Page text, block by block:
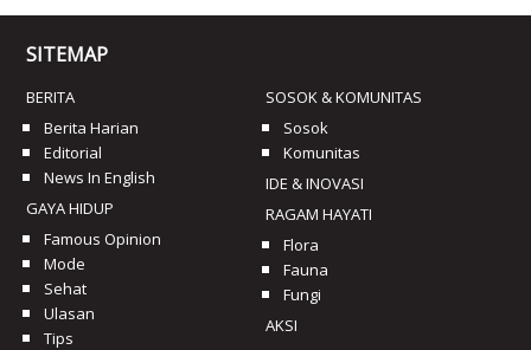
SITEMAP
BERITA
Berita Harian
Editorial
News In English
GAYA HIDUP
Famous Opinion
Mode
Sehat
Ulasan
Tips
SOSOK & KOMUNITAS
Sosok
Komunitas
IDE & INOVASI
RAGAM HAYATI
Flora
Fauna
Fungi
AKSI